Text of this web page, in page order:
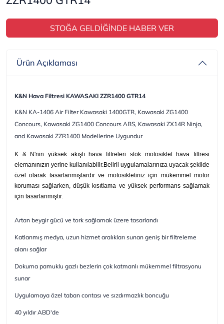
STOĞA GELDİĞİNDE HABER VER
Ürün Açıklaması
K&N Hava Filtresi KAWASAKI ZZR1400 GTR14
K&N KA-1406 Air Filter Kawasaki 1400GTR, Kawasaki ZG1400
Concours, Kawasaki ZG1400 Concours ABS, Kawasaki ZX14R Ninja,
and Kawasaki ZZR1400 Modellerine Uygundur
K & N'nin yüksek akışlı hava filtreleri stok motosiklet hava filtresi
elemanınızın yerine kullanılabilir.Belirli uygulamalarınıza uyacak şekilde
özel olarak tasarlanmışlardır ve motosikletiniz için mükemmel motor
koruması sağlarken, düşük kısıtlama ve yüksek performans sağlamak
için tasarlanmıştır.
Artan beygir gücü ve tork sağlamak üzere tasarlandı
Katlanmış medya, uzun hizmet aralıkları sunan geniş bir filtreleme
alanı sağlar
Dokuma pamuklu gazlı bezlerin çok katmanlı mükemmel filtrasyonu
sunar
Uygulamaya özel taban contası ve sızdırmazlık boncuğu
40 yıldır ABD'de